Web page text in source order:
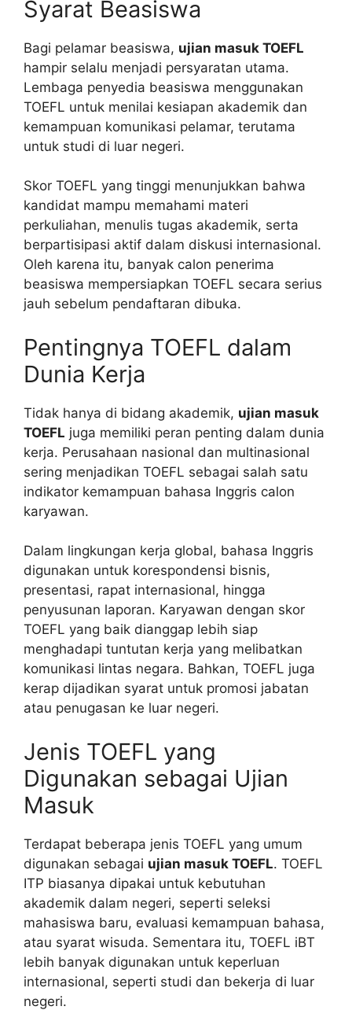
Syarat Beasiswa
Bagi pelamar beasiswa, ujian masuk TOEFL
hampir selalu menjadi persyaratan utama.
Lembaga penyedia beasiswa menggunakan
TOEFL untuk menilai kesiapan akademik dan
kemampuan komunikasi pelamar, terutama
untuk studi di luar negeri.
Skor TOEFL yang tinggi menunjukkan bahwa
kandidat mampu memahami materi
perkuliahan, menulis tugas akademik, serta
berpartisipasi aktif dalam diskusi internasional.
Oleh karena itu, banyak calon penerima
beasiswa mempersiapkan TOEFL secara serius
jauh sebelum pendaftaran dibuka.
Pentingnya TOEFL dalam
Dunia Kerja
Tidak hanya di bidang akademik, ujian masuk
TOEFL juga memiliki peran penting dalam dunia
kerja. Perusahaan nasional dan multinasional
sering menjadikan TOEFL sebagai salah satu
indikator kemampuan bahasa Inggris calon
karyawan.
Dalam lingkungan kerja global, bahasa Inggris
digunakan untuk korespondensi bisnis,
presentasi, rapat internasional, hingga
penyusunan laporan. Karyawan dengan skor
TOEFL yang baik dianggap lebih siap
menghadapi tuntutan kerja yang melibatkan
komunikasi lintas negara. Bahkan, TOEFL juga
kerap dijadikan syarat untuk promosi jabatan
atau penugasan ke luar negeri.
Jenis TOEFL yang
Digunakan sebagai Ujian
Masuk
Terdapat beberapa jenis TOEFL yang umum
digunakan sebagai ujian masuk TOEFL. TOEFL
ITP biasanya dipakai untuk kebutuhan
akademik dalam negeri, seperti seleksi
mahasiswa baru, evaluasi kemampuan bahasa,
atau syarat wisuda. Sementara itu, TOEFL iBT
lebih banyak digunakan untuk keperluan
internasional, seperti studi dan bekerja di luar
negeri.